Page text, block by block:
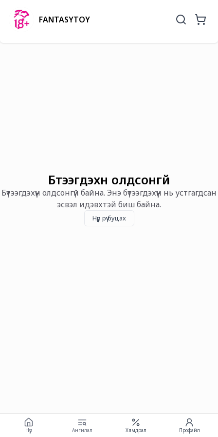
FANTASYTOY
Бүтээгдэхүүн олдсонгүй
Бүтээгдэхүүн олдсонгүй байна. Энэ бүтээгдэхүүн нь устгагдсан
эсвэл идэвхтэй биш байна.
Нүүр рүү буцах
Нүүр Ангилал Хямдрал Профайл